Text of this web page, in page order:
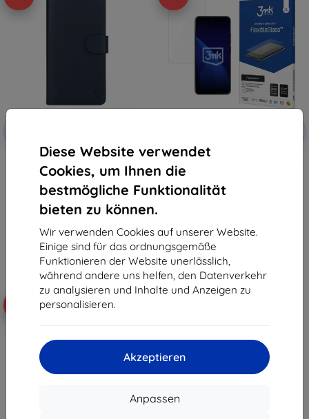
Diese Website verwendet
Cookies, um Ihnen die
bestmögliche Funktionalität
bieten zu können.
Wir verwenden Cookies auf unserer Website.
Einige sind für das ordnungsgemäße
Funktionieren der Website unerlässlich,
während andere uns helfen, den Datenverkehr
zu analysieren und Inhalte und Anzeigen zu
personalisieren.
Akzeptieren
Anpassen
Taktische Field Notes für
Motorola Moto G37 blau
(57983129817)
11,90 €
10,71 €
Auf Lager > 5 Stk.
Hybridglas 3MK FlexibleGlass für
Motorola Moto G37 / Moto G37
11,90 €
Auf Lager 4 Stk.